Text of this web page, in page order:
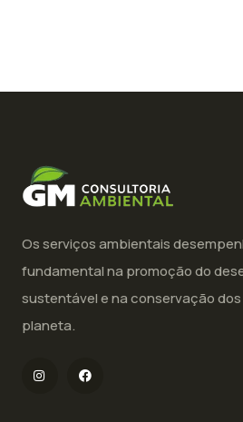
Os serviços ambientais
fundamental na promoção do
sustentável e na conservação
planeta.